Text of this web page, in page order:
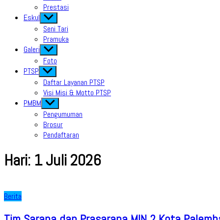
Prestasi
Eskul Show
sub
menu
Seni Tari
Pramuka
Galeri Show
sub
menu
Foto
PTSP Show
sub
menu
Daftar Layanan PTSP
Visi Misi & Motto PTSP
PMBM Show
sub
menu
Pengumuman
Brosur
Pendaftaran
Hari: 1 Juli 2026
Berita